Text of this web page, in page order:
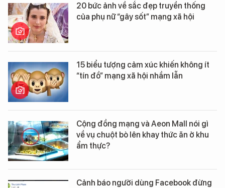
20 bức ảnh về sắc đẹp truyền thống
của phụ nữ “gây sốt” mạng xã hội
15 biểu tượng cảm xúc khiến không ít
“tín đồ” mạng xã hội nhầm lẫn
Cộng đồng mạng và Aeon Mall nói gì
về vụ chuột bò lên khay thức ăn ở khu
ẩm thực?
Cảnh báo người dùng Facebook đừng